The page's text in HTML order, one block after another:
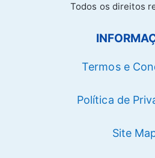
Todos os direitos
Termos e
Política de
Site